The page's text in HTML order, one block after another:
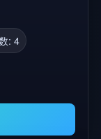
: 4